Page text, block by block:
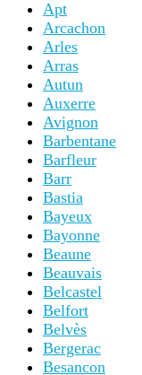
Apt
Arcachon
Arles
Arras
Autun
Auxerre
Avignon
Barbentane
Barfleur
Barr
Bastia
Bayeux
Bayonne
Beaune
Beauvais
Belcastel
Belfort
Belvès
Bergerac
Besancon